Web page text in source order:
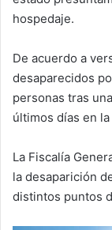
hospedaje.
De acuerdo a
desaparecidos
personas tras
últimos días en
La Fiscalía
la desaparición
distintos puntos